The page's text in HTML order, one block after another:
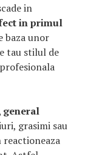
in
in primul
baza unor
tau stilul de
general
grasimi sau